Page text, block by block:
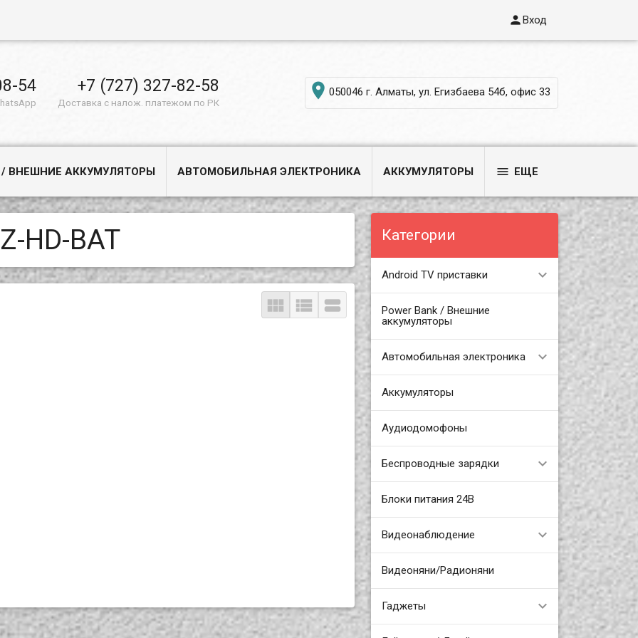
Вход
54 +7 (727) 327-82-58
Доставка с налож. платежом по РК
 050046 г. Алматы, ул. Егизбаева 54б, офис 33
/ ВНЕШНИЕ АККУМУЛЯТОРЫ АВТОМОБИЛЬНАЯ ЭЛЕКТРОНИКА АККУМУЛЯТОРЫ  ЕЩЕ
Категории
Android TV приставки
Power Bank / Внешние
аккумуляторы
Автомобильная электроника
Аккумуляторы
Аудиодомофоны
Беспроводные зарядки
Блоки питания 24В
Видеонаблюдение
Видеоняни/Радионяни
Гаджеты
HD-BAT
  